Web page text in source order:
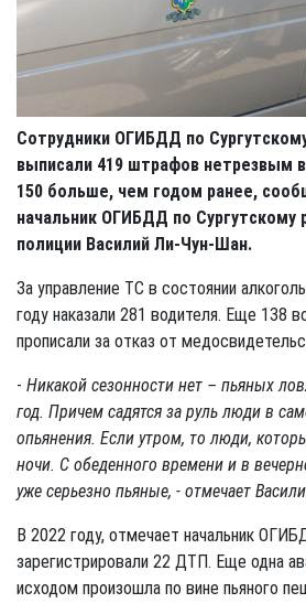
Сотрудники ОГИБДД по
выписали 419 штрафов нетрезвым
150 больше, чем годом ранее,
начальник ОГИБДД по Сургутскому
полиции Василий Ли-Чун-Шан.
За управление ТС в состоянии
году наказали 281 водителя. Еще 138
прописали за отказ от
- Никакой сезонности нет – пьяных
год. Причем садятся за руль люди в
опьянения. Если утром, то люди,
ночи. С обеденного времени и в
уже серьезно пьяные, - отмечает
В 2022 году, отмечает начальник
зарегистрировали 22 ДТП. Еще одна
исходом произошла по вине пьяного